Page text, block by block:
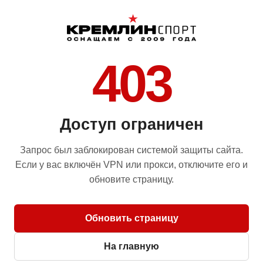
403
Доступ ограничен
Запрос был заблокирован системой защиты сайта.
Если у вас включён VPN или прокси, отключите его и
обновите страницу.
Обновить страницу
На главную